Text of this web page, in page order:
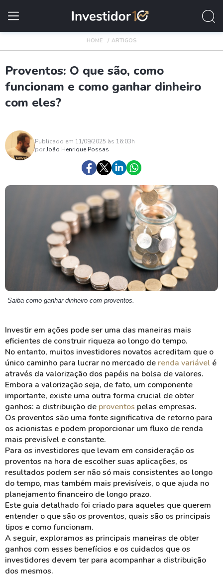
HOME ARTIGOS
Proventos: O que são, como
funcionam e como ganhar dinheiro
com eles?
Publicado em 11/09/2025 às 16:03h
porJoão Henrique Possas
Saiba como ganhar dinheiro com proventos.
Investir em ações pode ser uma das maneiras mais
eficientes de construir riqueza ao longo do tempo.
No entanto, muitos investidores novatos acreditam que o
único caminho para lucrar no mercado de renda variável é
através da valorização dos papéis na bolsa de valores.
Embora a valorização seja, de fato, um componente
importante, existe uma outra forma crucial de obter
ganhos: a distribuição de proventos pelas empresas.
Os proventos são uma fonte significativa de retorno para
os acionistas e podem proporcionar um fluxo de renda
mais previsível e constante.
Para os investidores que levam em consideração os
proventos na hora de escolher suas aplicações, os
resultados podem ser não só mais consistentes ao longo
do tempo, mas também mais previsíveis, o que ajuda no
planejamento financeiro de longo prazo.
Este guia detalhado foi criado para aqueles que querem
entender o que são os proventos, quais são os principais
tipos e como funcionam.
A seguir, exploramos as principais maneiras de obter
ganhos com esses benefícios e os cuidados que os
investidores devem ter para acompanhar a distribuição
dos mesmos.